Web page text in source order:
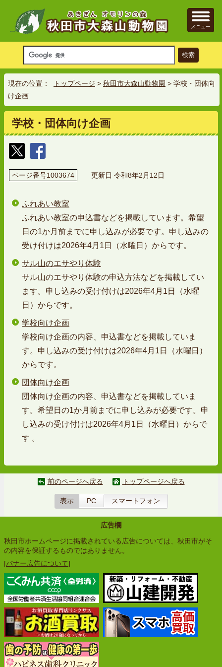
メニュー
現在の位置： トップページ > 秋田市大森山動物園 > 学校・団体向
け企画
学校・団体向け企画
ページ番号1003674 更新日 令和8年2月12日
ふれあい教室
ふれあい教室の申込書などを掲載しています。希望
日の1か月前までに申し込みが必要です。申し込みの
受け付けは2026年4月1日（水曜日）からです。
サル山のエサやり体験
サル山のエサやり体験の申込方法などを掲載してい
ます。申し込みの受け付けは2026年4月1日（水曜
日）からです。
学校向け企画
学校向け企画の内容、申込書などを掲載していま
す。申し込みの受け付けは2026年4月1日（水曜日）
からです。
団体向け企画
団体向け企画の内容、申込書などを掲載していま
す。希望日の1か月前までに申し込みが必要です。申
し込みの受け付けは2026年4月1日（水曜日）からで
す 。
前のページへ戻る トップページへ戻る
表示 PC スマートフォン
広告欄
秋田市ホームページに掲載されている広告については、秋田市がそ
の内容を保証するものではありません。
[バナー広告について]